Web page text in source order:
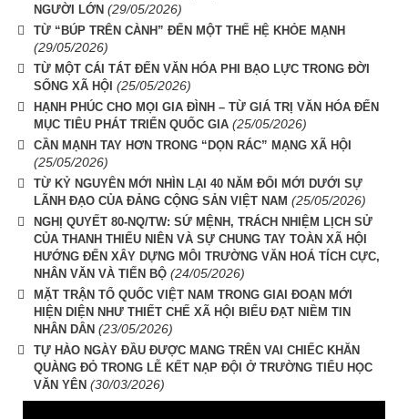
NGƯỜI LỚN (29/05/2026)
TỪ “BÚP TRÊN CÀNH” ĐẾN MỘT THẾ HỆ KHỎE MẠNH
(29/05/2026)
TỪ MỘT CÁI TÁT ĐẾN VĂN HÓA PHI BẠO LỰC TRONG ĐỜI
SỐNG XÃ HỘI (25/05/2026)
HẠNH PHÚC CHO MỌI GIA ĐÌNH – TỪ GIÁ TRỊ VĂN HÓA ĐẾN
MỤC TIÊU PHÁT TRIỂN QUỐC GIA (25/05/2026)
CẦN MẠNH TAY HƠN TRONG “DỌN RÁC” MẠNG XÃ HỘI
(25/05/2026)
TỪ KỶ NGUYÊN MỚI NHÌN LẠI 40 NĂM ĐỔI MỚI DƯỚI SỰ
LÃNH ĐẠO CỦA ĐẢNG CỘNG SẢN VIỆT NAM (25/05/2026)
NGHỊ QUYẾT 80-NQ/TW: SỨ MỆNH, TRÁCH NHIỆM LỊCH SỬ
CỦA THANH THIẾU NIÊN VÀ SỰ CHUNG TAY TOÀN XÃ HỘI
HƯỚNG ĐẾN XÂY DỰNG MÔI TRƯỜNG VĂN HOÁ TÍCH CỰC,
NHÂN VĂN VÀ TIẾN BỘ (24/05/2026)
MẶT TRẬN TỔ QUỐC VIỆT NAM TRONG GIAI ĐOẠN MỚI
HIỆN DIỆN NHƯ THIẾT CHẾ XÃ HỘI BIỂU ĐẠT NIỀM TIN
NHÂN DÂN (23/05/2026)
TỰ HÀO NGÀY ĐẦU ĐƯỢC MANG TRÊN VAI CHIẾC KHĂN
QUÀNG ĐỎ TRONG LỄ KẾT NẠP ĐỘI Ở TRƯỜNG TIỂU HỌC
VĂN YÊN (30/03/2026)